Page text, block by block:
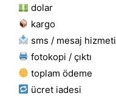
dolar
kargo
sms / mesaj hizmeti
fotokopi / çıktı
toplam ödeme
ücret i̇adesi